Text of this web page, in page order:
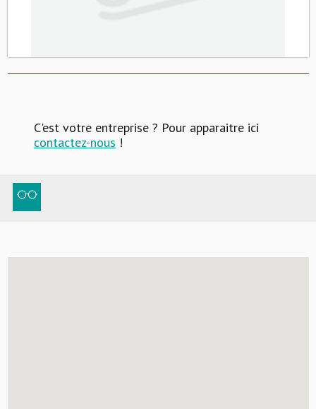
C'est votre entreprise ? Pour apparaitre ici
contactez-nous !